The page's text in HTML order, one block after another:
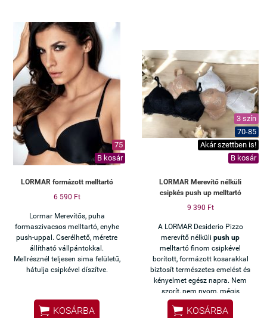
75
B kosár
LORMAR formázott melltartó
6 590 Ft
Lormar Merevítős, puha
formaszivacsos melltartó, enyhe
push-uppal. Cserélhető, méretre
állítható vállpántokkal.
Mellrésznél teljesen sima felületű,
hátulja csipkével díszítve.
 KOSÁRBA
3 szín
70-85
Akár szettben is!
B kosár
LORMAR Merevítő nélküli
csipkés push up melltartó
9 390 Ft
A LORMAR Desiderio Pizzo
merevítő nélküli push up
melltartó finom csipkével
borított, formázott kosarakkal
biztosít természetes emelést és
kényelmet egész napra. Nem
szorít, nem nyom, mégis
gyönyörű dekoltázst ad.
Tökéletes választás
 KOSÁRBA